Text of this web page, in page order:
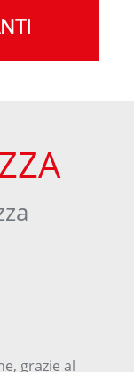
grazie al